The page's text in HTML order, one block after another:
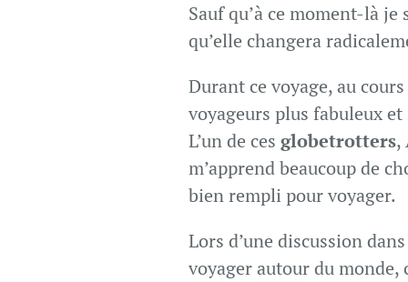
Sauf qu’à ce moment-là
qu’elle changera
Durant ce voyage, au
voyageurs plus fabuleux
L’un de ces globetrotters,
m’apprend beaucoup de
bien rempli pour voyager.
Lors d’une discussion
voyager autour du monde,